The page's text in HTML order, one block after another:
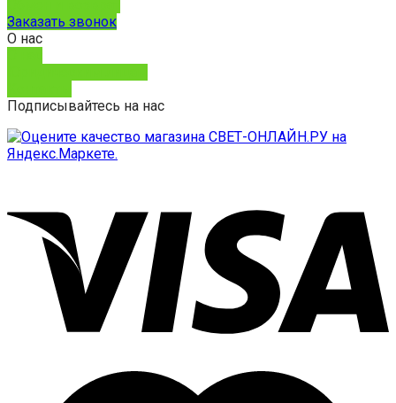
Заказать звонок
О нас
Подписывайтесь на нас